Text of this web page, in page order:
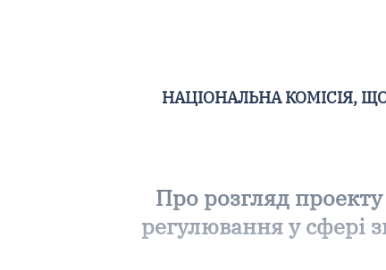
НАЦІОНАЛЬНА КОМІСІЯ,
Про розгляд
регулювання у сфері